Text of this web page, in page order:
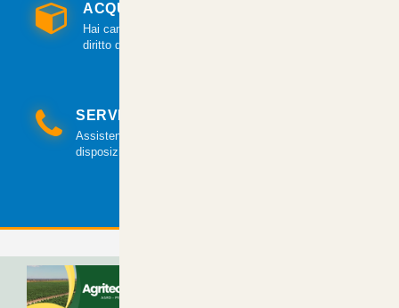
ACQUISTO GARANTITO
Hai cambiato idea? Hai 14 giorni per esercitare il
diritto di recesso.
SERVIZIO CLIENTI
Assistenza clienti via mail e telefonica a tua
disposizione.